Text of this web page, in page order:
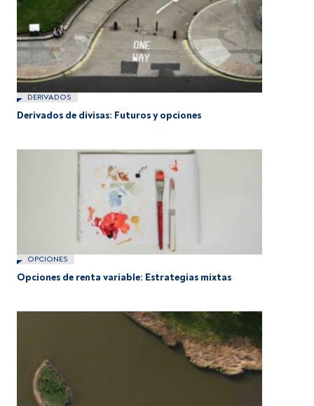
DERIVADOS
Derivados de divisas: Futuros y opciones
OPCIONES
Opciones de renta variable: Estrategias mixtas